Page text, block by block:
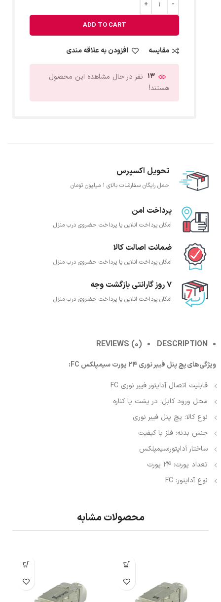
ADD TO CART
مقایسه افزودن به علاقه مندی
13 نفر در حال مشاهده این محصول
هستند!
تحویل اکسپرس
حمل رایگان سفارشات بالای 1 میلیون تومان
پرداخت امن
امکان پرداخت انلاین یا پرداخت حضروی درب منزل
ضمانت اصالت کالا
امکان پرداخت انلاین یا پرداخت حضروی درب منزل
7 روز گارانتی بازگشت وجه
امکان پرداخت انلاین یا پرداخت حضروی درب منزل
DESCRIPTION
REVIEWS (0)
ویژگی‌هایپچ پنل فیبر نوری 24 پورت سیمپلکس FC:
قابلیت اتصال آداپتور فیبر نوری FC
محل ورود کابل: در پشت یا کناره
نوع کالا: پچ پنل فیبر نوری
جنس بدنه: فلز با کیفیت
ساختار آداپتور:سیمپلکس
تعداد پورت: 24 پورت
نوع آداپتور: FC
محصولات مشابه